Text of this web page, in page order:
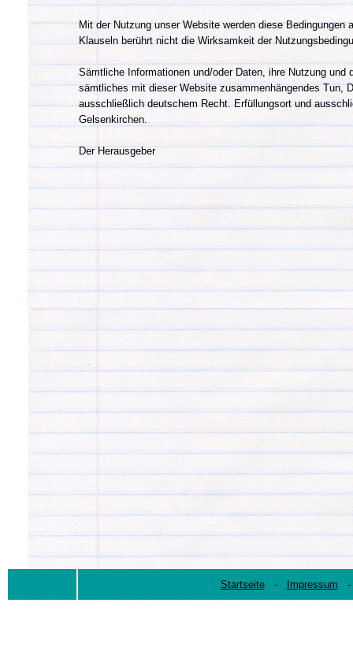
Mit der Nutzung unser Website werden diese Bedingungen
Klauseln berührt nicht die Wirksamkeit der
Sämtliche Informationen und/oder Daten, ihre Nutzung und
sämtliches mit dieser Website zusammenhängendes Tun,
ausschließlich deutschem Recht. Erfüllungsort und
Gelsenkirchen.
Der Herausgeber
Startseite- Impressum